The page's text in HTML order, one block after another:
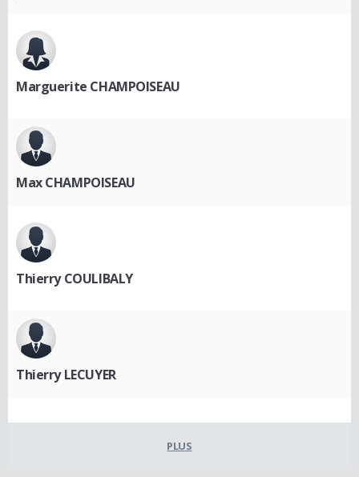
Marguerite CHAMPOISEAU
Max CHAMPOISEAU
Thierry COULIBALY
Thierry LECUYER
PLUS